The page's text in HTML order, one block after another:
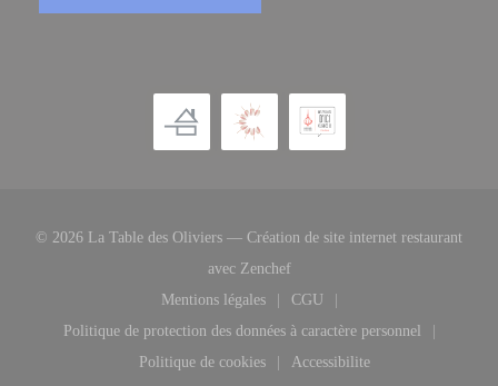
© 2026 La Table des Oliviers — Création de site internet restaurant
avec Zenchef((ouvre une nouvelle fenêtre))
Mentions légales
((ouvre une nouvelle fenêtre))
CGU
((ouvre une nouvelle
Politique de protection des données à caractère personnel
((ouvre une nouvelle fenêtre))
Politique de cookies
((ouvre une nouvelle fenêtre))
Accessibilite